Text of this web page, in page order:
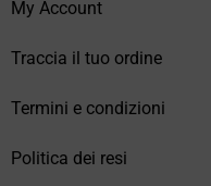
My Account
Traccia il tuo ordine
Termini e condizioni
Politica dei resi